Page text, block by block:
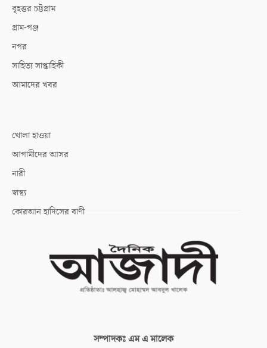
বৃহত্তর চট্টগ্রাম
গ্রাম-গঞ্জ
নগর
সাহিত্য সাপ্তাহিকী
আমাদের খবর
খোলা হাওয়া
আগামীদের আসর
নারী
স্বাস্থ্য
কোরআন হাদিসের বাণী
সম্পাদকঃএম এ মালেক